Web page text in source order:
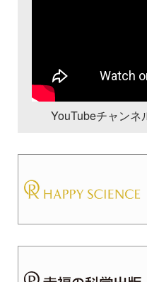
YouTubeチャンネ